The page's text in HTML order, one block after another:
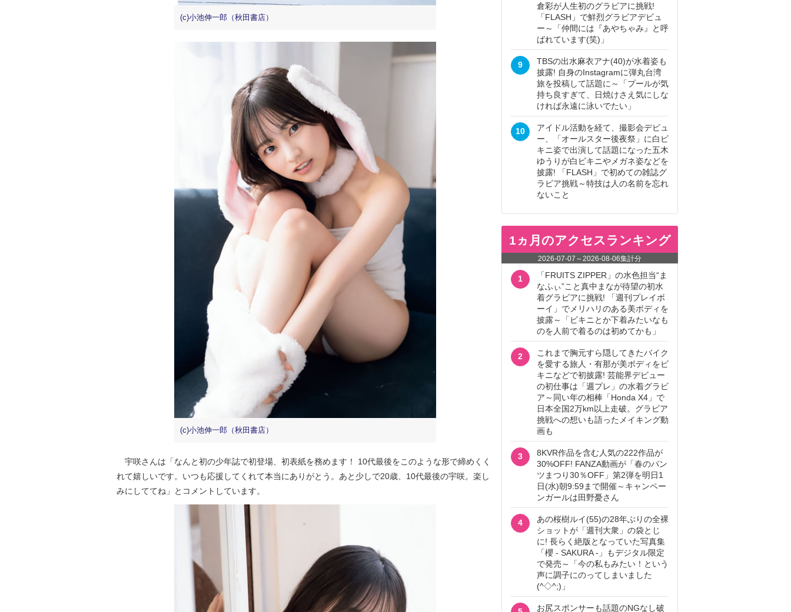
(c)小池伸一郎（秋田書店）
(c)小池伸一郎（秋田書店）
宇咲さんは「なんと初の少年誌で初登場、初表紙を務めます！ 10代最後をこのような形で締めくく
れて嬉しいです。いつも応援してくれて本当にありがとう。あと少しで20歳、10代最後の宇咲。楽し
みにしててね」とコメントしています。
倉彩が人生初のグラビアに挑戦!
「FLASH」で鮮烈グラビアデビュ
ー～「仲間には『あやちゃみ』と呼
ばれています(笑)」
9
TBSの出水麻衣アナ(40)が水着姿も
披露! 自身のInstagramに弾丸台湾
旅を投稿して話題に～「プールが気
持ち良すぎて、日焼けさえ気にしな
ければ永遠に泳いでたい」
10
アイドル活動を経て、撮影会デビュ
ー、「オールスター後夜祭」に白ビ
キニ姿で出演して話題になった五木
ゆうりが白ビキニやメガネ姿などを
披露! 「FLASH」で初めての雑誌グ
ラビア挑戦～特技は人の名前を忘れ
ないこと
1ヵ月のアクセスランキング
2026-07-07 ～2026-08-06集計分
1
「FRUITS ZIPPER」の水色担当“ま
なふぃ”こと真中まなが待望の初水
着グラビアに挑戦! 「週刊プレイボ
ーイ」でメリハリのある美ボディを
披露～「ビキニとか下着みたいなも
のを人前で着るのは初めてかも」
2
これまで胸元すら隠してきたバイク
を愛する旅人・有那が美ボディをビ
キニなどで初披露! 芸能界デビュー
の初仕事は「週プレ」の水着グラビ
ア～同い年の相棒「Honda X4」で
日本全国2万km以上走破。グラビア
挑戦への想いも語ったメイキング動
画も
3
8KVR作品を含む人気の222作品が
30%OFF! FANZA動画が「春のパン
ツまつり30％OFF」第2弾を明日1
日(水)朝9:59まで開催～キャンペー
ンガールは田野憂さん
4
あの桜樹ルイ(55)の28年ぶりの全裸
ショットが「週刊大衆」の袋とじ
に! 長らく絶版となっていた写真集
「櫻 - SAKURA -」もデジタル限定
で発売～「今の私もみたい！という
声に調子にのってしまいました
(^◇^;)」
お尻スポンサーも話題のNGなし破